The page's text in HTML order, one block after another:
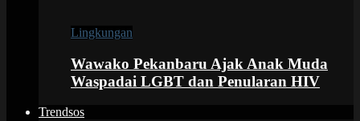
Lingkungan
Wawako Pekanbaru Ajak Anak Muda
Waspadai LGBT dan Penularan HIV
Trendsos